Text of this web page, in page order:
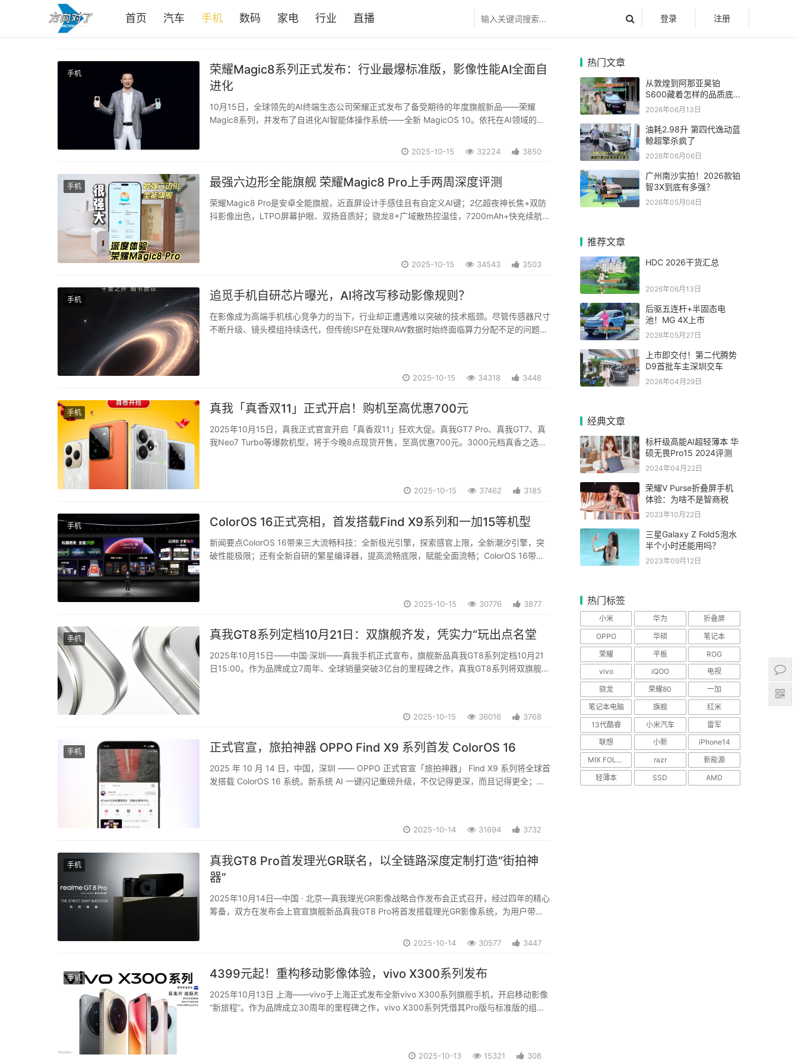
登录 注册
首页 汽车 手机 数码 家电 行业 直播
手机
荣耀Magic8系列正式发布：行业最爆标准版，影像性能AI全面自
进化
10月15日，全球领先的AI终端生态公司荣耀正式发布了备受期待的年度旗舰新品——荣耀
Magic8系列，并发布了自进化AI智能体操作系统——全新 MagicOS 10。依托在AI领域的长
2025-10-15 32224 3850
手机 最强六边形全能旗舰 荣耀Magic8 Pro上手两周深度评测
荣耀Magic8 Pro是安卓全能旗舰，近直屏设计手感佳且有自定义AI键；2亿超夜神长焦+双防
抖影像出色，LTPO屏幕护眼、双扬音质好；骁龙8+广域散热控温佳，7200mAh+快充续航
2025-10-15 34543 3503
手机 追觅手机自研芯片曝光，AI将改写移动影像规则？
在影像成为高端手机核心竞争力的当下，行业却正遭遇难以突破的技术瓶颈。尽管传感器尺寸
不断升级、镜头模组持续迭代，但传统ISP在处理RAW数据时始终面临算力分配不足的问题，
2025-10-15 34318 3448
手机 真我「真香双11」正式开启！购机至高优惠700元
2025年10月15日，真我正式官宣开启「真香双11」狂欢大促。真我GT7 Pro、真我GT7、真
我Neo7 Turbo等爆款机型，将于今晚8点现货开售，至高优惠700元。3000元档真香之选：
2025-10-15 37462 3185
手机 ColorOS 16正式亮相，首发搭载Find X9系列和一加15等机型
新闻要点ColorOS 16带来三大流畅科技：全新极光引擎，探索感官上限，全新潮汐引擎，突
破性能极限；还有全新自研的繁星编译器，提高流畅底限，赋能全面流畅；ColorOS 16带来
2025-10-15 30776 3877
手机 真我GT8系列定档10月21日：双旗舰齐发，凭实力“玩出点名堂
2025年10月15日——中国·深圳——真我手机正式宣布，旗舰新品真我GT8系列定档10月21
日15:00。作为品牌成立7周年、全球销量突破3亿台的里程碑之作，真我GT8系列将双旗舰齐
2025-10-15 36016 3768
手机 正式官宣，旅拍神器 OPPO Find X9 系列首发 ColorOS 16
2025 年 10 月 14 日，中国，深圳 —— OPPO 正式官宣「旅拍神器」 Find X9 系列将全球首
发搭载 ColorOS 16 系统。新系统 AI 一键闪记重磅升级，不仅记得更深，而且记得更全；跨
2025-10-14 31694 3732
手机
真我GT8 Pro首发理光GR联名，以全链路深度定制打造“街拍神
器”
2025年10月14日—中国 · 北京—真我理光GR影像战略合作发布会正式召开，经过四年的精心
筹备，双方在发布会上官宣旗舰新品真我GT8 Pro将首发搭载理光GR影像系统，为用户带来
2025-10-14 30577 3447
手机 4399元起！重构移动影像体验，vivo X300系列发布
2025年10月13日 上海——vivo于上海正式发布全新vivo X300系列旗舰手机，开启移动影像
“新旅程”。作为品牌成立30周年的里程碑之作，vivo X300系列凭借其Pro版与标准版的组
2025-10-13 15321 308
热门文章
从敦煌到阿那亚昊铂
S600藏着怎样的品质底
气
2026年06月13日
油耗2.98升 第四代逸动蓝
鲸超擎杀疯了
2026年06月06日
广州南沙实拍！2026款铂
智3X到底有多强？
2026年05月08日
推荐文章
HDC 2026干货汇总
2026年06月13日
后驱五连杆+半固态电
池！MG 4X上市
2026年05月27日
上市即交付！第二代腾势
D9首批车主深圳交车
2026年04月29日
经典文章
标杆级高能AI超轻薄本 华
硕无畏Pro15 2024评测
2024年04月22日
荣耀V Purse折叠屏手机
体验：为啥不是智商税
2023年10月22日
三星Galaxy Z Fold5泡水
半个小时还能用吗？
2023年09月12日
热门标签
小米 华为
折叠屏
OPPO
华硕
笔记本
荣耀
平板
ROG
vivo
iQOO
电视
骁龙
荣耀80
一加
笔记本电脑
旗舰
红米
13代酷睿
小米汽车
雷军
联想
小新
iPhone14
MIX FOLD 2
razr
新能源
轻薄本
SSD AMD